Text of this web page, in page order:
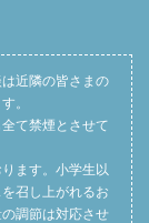
近隣の皆さまの
。
て禁煙とさせて
ます。小学生以
召し上がれるお
調節は対応させ